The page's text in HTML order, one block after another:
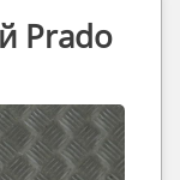
Prado